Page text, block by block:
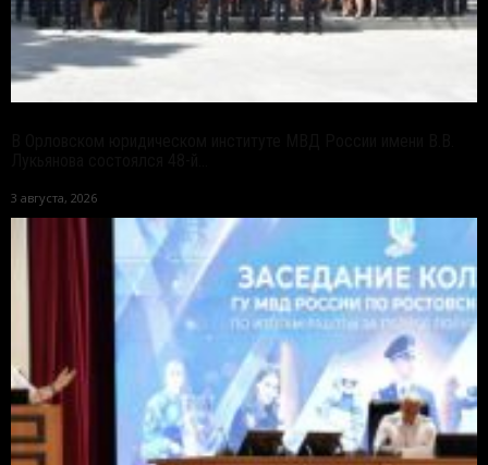
3 августа, 2026